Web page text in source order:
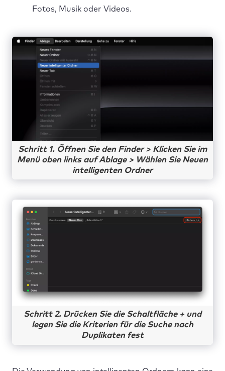
Fotos, Musik oder Videos.
Schritt 1. Öffnen Sie den Finder > Klicken Sie im
Menü oben links auf Ablage > Wählen Sie Neuen
intelligenten Ordner
Schritt 2. Drücken Sie die Schaltfläche + und
legen Sie die Kriterien für die Suche nach
Duplikaten fest